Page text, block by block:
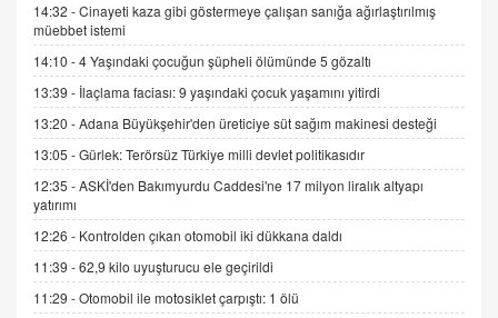
ADEM AKÖL
Esed Destekçilerinin Yüzüne Vurulan Şamar:
Sednaya
11.12.2024 12:30
DR. EKREM ASLAN
Gerçek Ne, Algı Ne? "Beraber Yürüyoruz"
Cümlesinin Peşinden
GÖNÜL MENEKŞE
Şifacının Yolu
04.11.2025 12:56
14:32 -Cinayeti kaza gibi göstermeye çalışan sanığa ağırlaştırılmış
müebbet istemi
14:10 -4 Yaşındaki çocuğun şüpheli ölümünde 5 gözaltı
13:39 - İlaçlama faciası: 9 yaşındaki çocuk yaşamını yitirdi
13:20 -Adana Büyükşehir'den üreticiye süt sağım makinesi desteği
13:05 -Gürlek: Terörsüz Türkiye milli devlet politikasıdır
12:35 -ASKİ'den Bakımyurdu Caddesi'ne 17 milyon liralık altyapı
yatırımı
12:26 - Kontrolden çıkan otomobil iki dükkana daldı
11:39 -62,9 kilo uyuşturucu ele geçirildi
11:29 -Otomobil ile motosiklet çarpıştı: 1 ölü